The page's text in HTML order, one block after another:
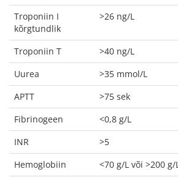
Troponiin I
kõrgtundlik
>26 ng/L
Troponiin T
>40 ng/L
Uurea
>35 mmol/L
APTT
>75 sek
Fibrinogeen
<0,8 g/L
INR
>5
Hemoglobiin
<70 g/L või >200 g/L